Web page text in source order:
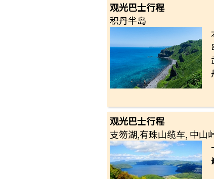
观光巴士行程
积丹半岛
观光巴士行程
支笏湖,有珠山缆车, 中山